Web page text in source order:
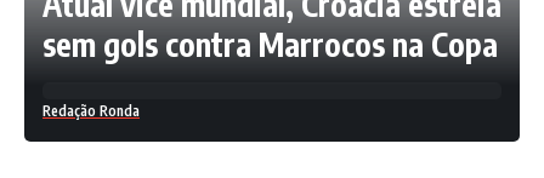
sem gols contra Marrocos na Copa
Redação Ronda